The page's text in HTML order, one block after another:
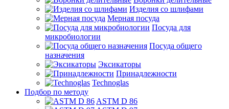
Изделия со шлифами
Мерная посуда
Посуда для
микробиологии
Посуда общего
назначения
Эксикаторы
Принадлежности
Technoglas
Подбор по методу
ASTM D 86